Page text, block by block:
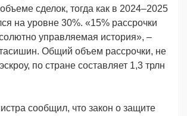
сделок, тогда как в 2024–2025
на уровне 30%. «15% рассрочки
управляемая история», –
Общий объем рассрочки, не
по стране составляет 1,3 трлн
сообщил, что закон о защите